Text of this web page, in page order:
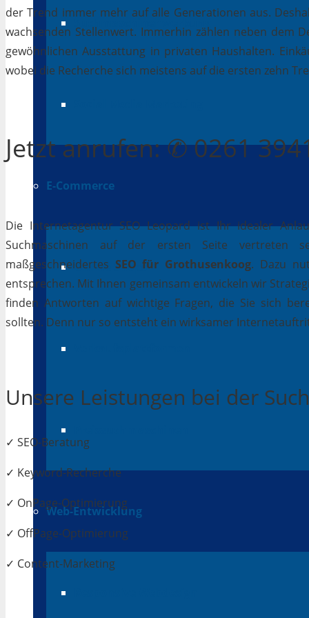
E-Commerce
Online Shops
Web-Entwicklung
der Trend immer mehr auf alle Generationen aus.
wachsenden Stellenwert. Immerhin zählen neben dem
gewöhnlichen Ausstattung in privaten Haushalten.
wobei die Recherche sich meistens auf die ersten zehn
Jetztanrufen: ✆ 0261
Die Internetagentur SEO Leopard ist Ihr idealer
Suchmaschinen auf der ersten Seite vertreten
maßgeschneidertes SEO für Grothusenkoog. Dazu
entsprechen. Mit Ihnen gemeinsam entwickeln wir
finden Antworten auf wichtige Fragen, die Sie sich
sollten. Denn nur so entsteht ein wirksamer
Unsere Leistungen bei der
✓ SEO-Beratung
✓ Keyword-Recherche
✓ OnPage-Optimierung
✓ OffPage-Optimierung
✓ Content-Marketing